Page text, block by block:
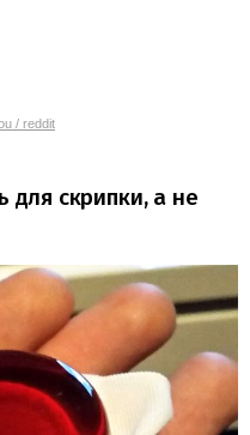
/ reddit
скрипки, а не